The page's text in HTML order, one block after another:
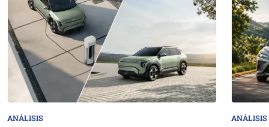
ANÁLISIS ANÁLISIS